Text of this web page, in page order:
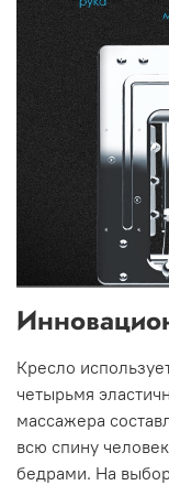
Кресло
четырьмя
массажера
всю спину
бедрами. На